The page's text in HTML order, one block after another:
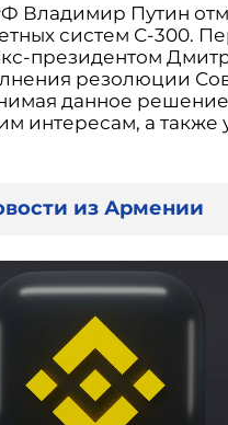
Владимир Путин
систем С-300.
президентом
резолюции
данное
интересам, а также
из Армении